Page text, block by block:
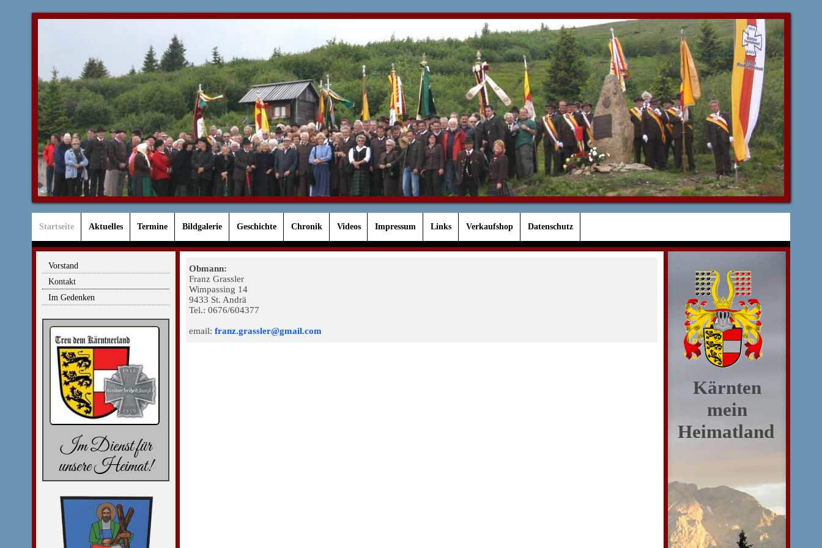
Startseite Aktuelles Termine Bildgalerie Geschichte Chronik Videos Impressum Links Verkaufshop Datenschutz
Vorstand
Kontakt
Im Gedenken
Im Dienst für
unsere Heimat!
Kärnten
mein
Heimatland
Obmann:
Franz Grassler
Wimpassing 14
9433 St. Andrä
Tel.: 0676/604377
email: franz.grassler@gmail.com